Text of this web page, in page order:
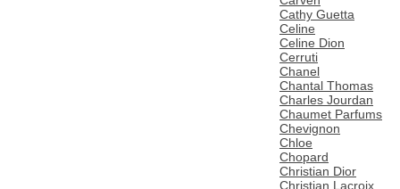
Cathy Guetta
Celine
Celine Dion
Cerruti
Chanel
Chantal Thomas
Charles Jourdan
Chaumet Parfums
Chevignon
Chloe
Chopard
Christian Dior
Christian Lacroix